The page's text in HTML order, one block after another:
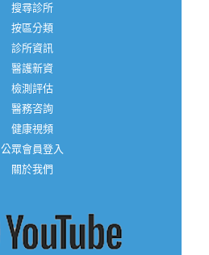
搜尋診所
按區分類
診所資訊
醫護新資
檢測評估
醫務咨詢
健康視頻
公眾會員登入
關於我們